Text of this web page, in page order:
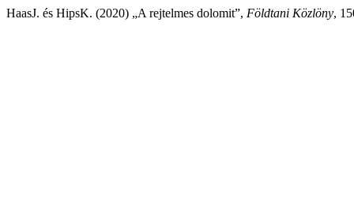
HaasJ. és HipsK. (2020) „A rejtelmes dolomit”, Földtani Közlöny,